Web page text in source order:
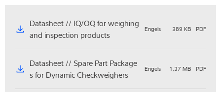
Datasheet // IQ/OQ for weighing
and inspection products
Engels 389 KB PDF
Datasheet // Spare Part Package
s for Dynamic Checkweighers
Engels 1,37 MB PDF